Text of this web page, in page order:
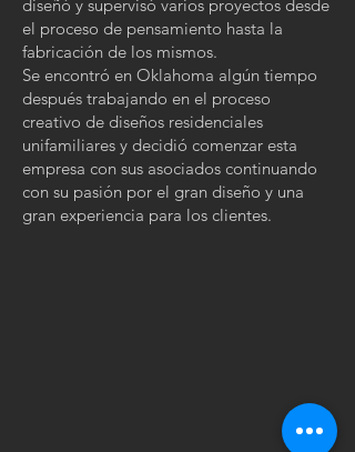
diseñó y supervisó varios proyectos desde
el proceso de pensamiento hasta la
fabricación de los mismos.
Se encontró en Oklahoma algún tiempo
después trabajando en el proceso
creativo de diseños residenciales
unifamiliares y decidió comenzar esta
empresa con sus asociados continuando
con su pasión por el gran diseño y una
gran experiencia para los clientes.